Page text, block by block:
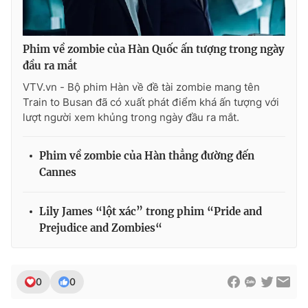
THỜI BÁO VTV
Cơ quan chủ quản:
Giấy phép hoạt động báo in và báo điện tử số 483/GP-BTTTT
cấp ngày 29/12/2023
Nguyễn Trọng Ninh
Phim về zombie của Hàn Quốc ấn tượng trong ngày
đầu ra mắt
VTV.vn - Bộ phim Hàn về đề tài zombie mang tên
Train to Busan đã có xuất phát điểm khá ấn tượng với
lượt người xem khủng trong ngày đầu ra mắt.
Phim về zombie của Hàn thẳng đường đến
Cannes
Lily James “lột xác” trong phim “Pride and
Prejudice and Zombies“
0 0